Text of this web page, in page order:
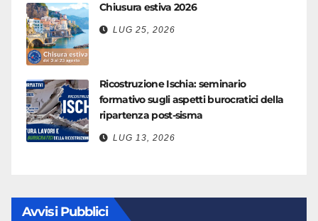
Chiusura estiva 2026
LUG 25, 2026
Ricostruzione Ischia: seminario
formativo sugli aspetti burocratici della
ripartenza post-sisma
LUG 13, 2026
Avvisi Pubblici